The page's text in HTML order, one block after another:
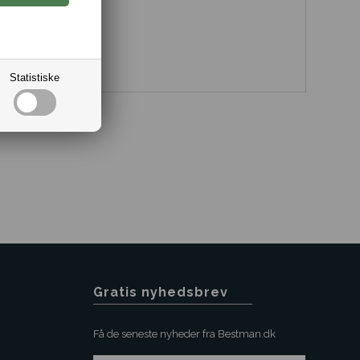
Statistiske
Gratis nyhedsbrev
Få de seneste nyheder fra Bestman.dk